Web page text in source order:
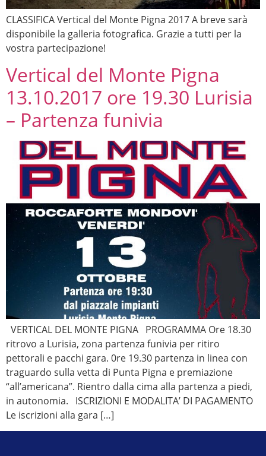
CLASSIFICA Vertical del Monte Pigna 2017 A breve sarà
disponibile la galleria fotografica. Grazie a tutti per la
vostra partecipazione!
Vertical del Monte Pigna
13.10.2017 ore 19.30 Lurisia
– Partenza funivia
VERTICAL DEL MONTE PIGNA PROGRAMMA Ore 18.30
ritrovo a Lurisia, zona partenza funivia per ritiro
pettorali e pacchi gara. 0re 19.30 partenza in linea con
traguardo sulla vetta di Punta Pigna e premiazione
“all’americana”. Rientro dalla cima alla partenza a piedi,
in autonomia. ISCRIZIONI E MODALITA’ DI PAGAMENTO
Le iscrizioni alla gara […]